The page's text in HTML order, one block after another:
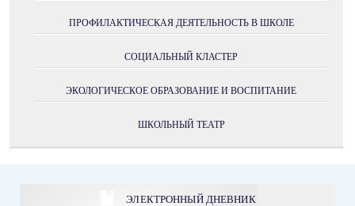
ПРОФИЛАКТИЧЕСКАЯ ДЕЯТЕЛЬНОСТЬ В ШКОЛЕ
СОЦИАЛЬНЫЙ КЛАСТЕР
ЭКОЛОГИЧЕСКОЕ ОБРАЗОВАНИЕ И ВОСПИТАНИЕ
ШКОЛЬНЫЙ ТЕАТР
ЭЛЕКТРОННЫЙ ДНЕВНИК